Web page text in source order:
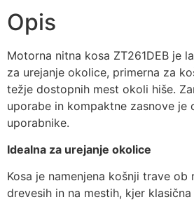
Opis
Motorna nitna kosa ZT261DEB je
za urejanje okolice, primerna za
težje dostopnih mest okoli hiše.
uporabe in kompaktne zasnove je
uporabnike.
Idealna za urejanje okolice
Kosa je namenjena košnji trave ob
drevesih in na mestih, kjer